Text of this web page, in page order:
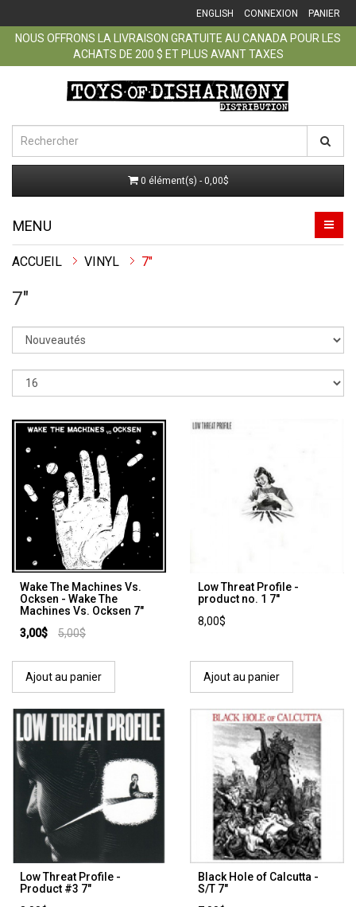
ENGLISH CONNEXION PANIER
NOUS OFFRONS LA LIVRAISON GRATUITE AU CANADA POUR LES
ACHATS DE 200 $ ET PLUS AVANT TAXES
0 élément(s) - 0,00$
MENU
ACCUEIL VINYL 7"
7"
Wake The Machines Vs.
Ocksen - Wake The
Machines Vs. Ocksen 7"
3,00$
5,00$
Ajout au panier
Low Threat Profile -
product no. 1 7''
8,00$
Ajout au panier
Low Threat Profile ‎-
Product #3 7"
Black Hole of Calcutta -
S/T 7"